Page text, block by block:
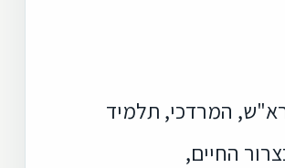
המרדכי, תלמיד
החיים,